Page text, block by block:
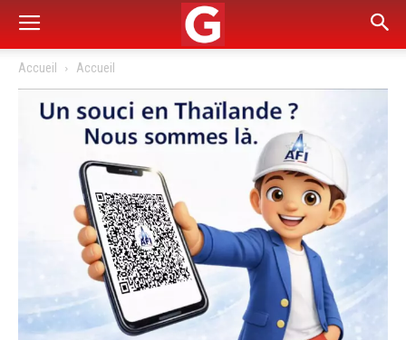
Accueil Accueil